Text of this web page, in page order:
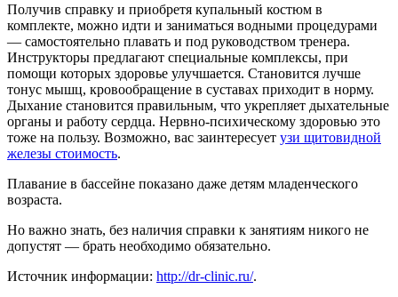
Получив справку и приобретя купальный костюм в
комплекте, можно идти и заниматься водными процедурами
— самостоятельно плавать и под руководством тренера.
Инструкторы предлагают специальные комплексы, при
помощи которых здоровье улучшается. Становится лучше
тонус мышц, кровообращение в суставах приходит в норму.
Дыхание становится правильным, что укрепляет дыхательные
органы и работу сердца. Нервно-психическому здоровью это
тоже на пользу. Возможно, вас заинтересует узи щитовидной
железы стоимость.
Плавание в бассейне показано даже детям младенческого
возраста.
Но важно знать, без наличия справки к занятиям никого не
допустят — брать необходимо обязательно.
Источник информации: http://dr-clinic.ru/.